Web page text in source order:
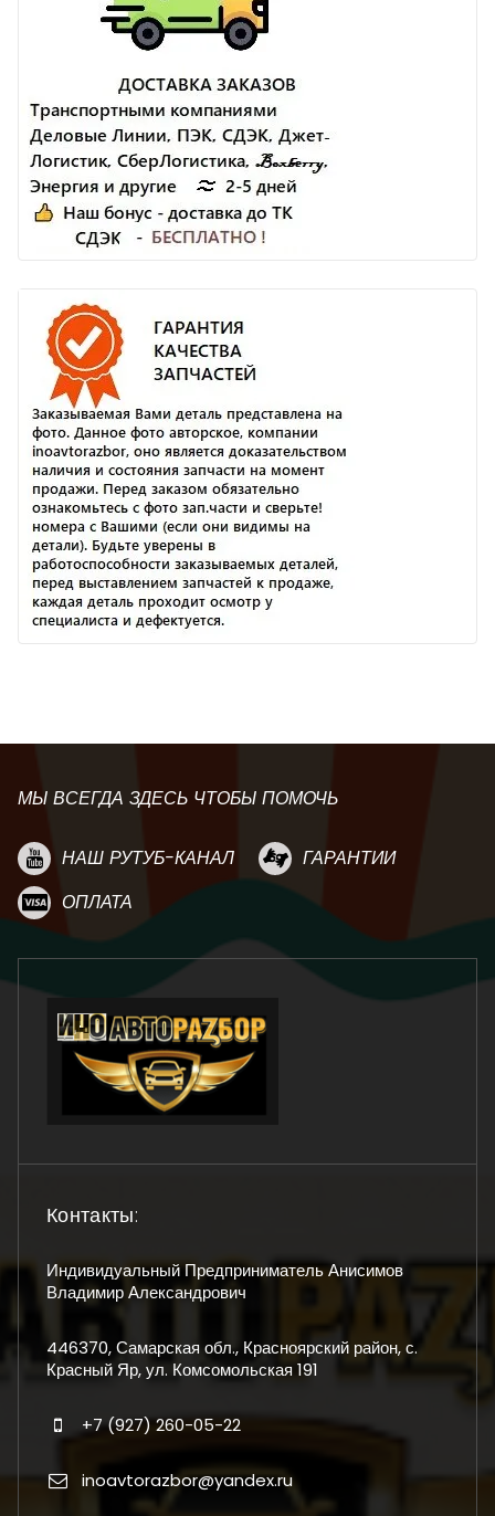
МЫ ВСЕГДА ЗДЕСЬ ЧТОБЫ ПОМОЧЬ
НАШ РУТУБ-КАНАЛ
ГАРАНТИИ
ОПЛАТА
Контакты:
Индивидуальный Предприниматель Анисимов
Владимир Александрович
446370, Самарская обл., Красноярский район, с.
Красный Яр, ул. Комсомольская 191
+7 (927) 260-05-22
inoavtorazbor@yandex.ru